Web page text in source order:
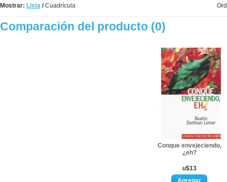
Mostrar: Lista /Cuadrícula
Comparación del producto (0)
Conque envejeciendo,
¿eh?
u$13